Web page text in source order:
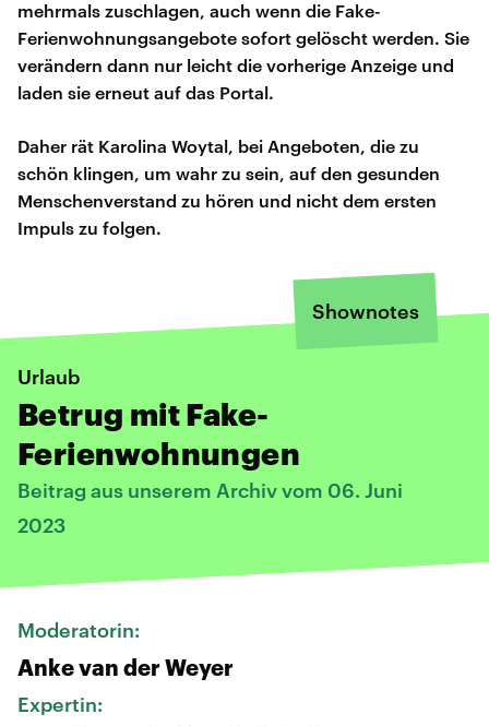
mehrmals zuschlagen, auch wenn die Fake-
Ferienwohnungsangebote sofort gelöscht werden. Sie
verändern dann nur leicht die vorherige Anzeige und
laden sie erneut auf das Portal.
Daher rät Karolina Woytal, bei Angeboten, die zu
schön klingen, um wahr zu sein, auf den gesunden
Menschenverstand zu hören und nicht dem ersten
Impuls zu folgen.
Shownotes
Urlaub
Betrug mit Fake-
Ferienwohnungen
Beitrag aus unserem Archiv vom 06. Juni
2023
Moderatorin:
Anke van der Weyer
Expertin: